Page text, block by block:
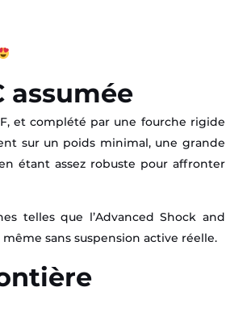
assumée
et complété par une fourche rigide
sur un poids minimal, une grande
étant assez robuste pour affronter
telles que l’Advanced Shock and
sans suspension active réelle.